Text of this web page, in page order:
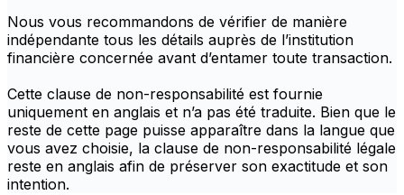
Nous vous recommandons de vérifier de manière
indépendante tous les détails auprès de l’institution
financière concernée avant d’entamer toute transaction.
Cette clause de non-responsabilité est fournie
uniquement en anglais et n’a pas été traduite. Bien que le
reste de cette page puisse apparaître dans la langue que
vous avez choisie, la clause de non-responsabilité légale
reste en anglais afin de préserver son exactitude et son
intention.